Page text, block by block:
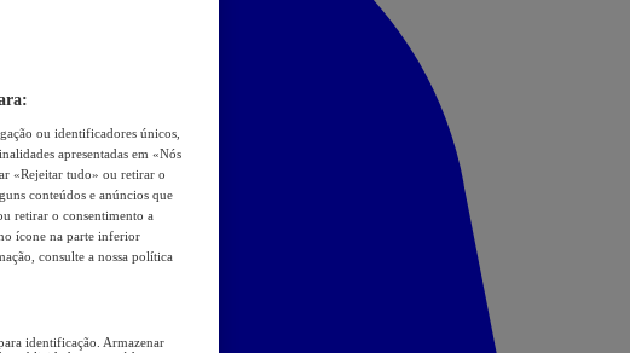
ou identificadores únicos,
apresentadas em «Nós
«Rejeitar tudo» ou retirar o
conteúdos e anúncios que
retirar o consentimento a
ícone na parte inferior
consulte a nossa política
identificação. Armazenar